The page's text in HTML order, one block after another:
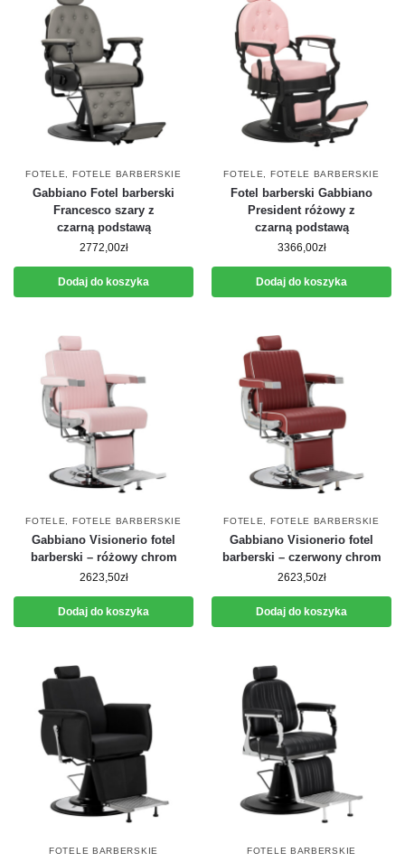
FOTELE FOTELE BARBERSKIE
Gabbiano Fotel barberski
Francesco szary z
czarną podstawą
2772,00zł
Dodaj do koszyka
FOTELE FOTELE BARBERSKIE
Fotel barberski Gabbiano
President różowy z
czarną podstawą
3366,00zł
Dodaj do koszyka
FOTELE FOTELE BARBERSKIE
Gabbiano Visionerio fotel
barberski – różowy chrom
2623,50zł
Dodaj do koszyka
FOTELE FOTELE BARBERSKIE
Gabbiano Visionerio fotel
barberski – czerwony chrom
2623,50zł
Dodaj do koszyka
FOTELE BARBERSKIE FOTELE BARBERSKIE